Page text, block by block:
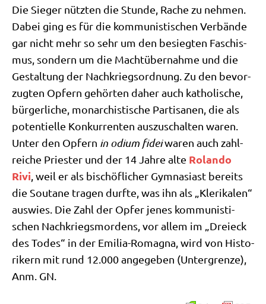
Die Sie­ger nütz­ten die Stun­de, Rache zu neh­men.
Dabei ging es für die kom­mu­ni­sti­schen Ver­bän­de
gar nicht mehr so sehr um den besieg­ten Faschis­
mus, son­dern um die Macht­über­nah­me und die
Gestal­tung der Nach­kriegs­ord­nung. Zu den bevor­
zug­ten Opfern gehör­ten daher auch katho­li­sche,
bür­ger­li­che, mon­ar­chi­sti­sche Par­ti­sa­nen, die als
poten­ti­el­le Kon­kur­ren­ten aus­zu­schal­ten waren.
Unter den Opfern in odi­um fideiwaren auch zahl­
rei­che Prie­ster und der 14 Jah­re alte Rolan­do
Rivi, weil er als bischöf­li­cher Gym­na­si­ast bereits
die Sou­ta­ne tra­gen durf­te, was ihn als „Kle­ri­ka­len“
aus­wies. Die Zahl der Opfer jenes kom­mu­ni­sti­
schen Nach­kriegs­mor­dens, vor allem im „Drei­eck
des Todes“ in der Emi­lia-Roma­gna, wird von Histo­
ri­kern mit rund 12.000 ange­ge­ben (Unter­gren­ze),
Anm. GN.